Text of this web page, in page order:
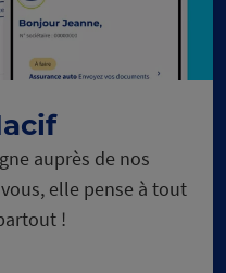
auprès de nos
elle pense à tout
!